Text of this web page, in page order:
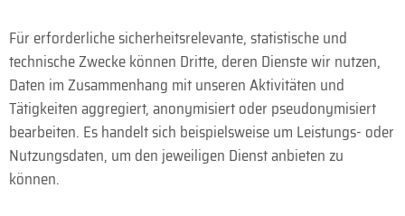
Für erforderliche sicherheitsrelevante, statistische und
technische Zwecke können Dritte, deren Dienste wir nutzen,
Daten im Zusammenhang mit unseren Aktivitäten und
Tätigkeiten aggregiert, anonymisiert oder pseudonymisiert
bearbeiten. Es handelt sich beispielsweise um Leistungs- oder
Nutzungsdaten, um den jeweiligen Dienst anbieten zu
können.